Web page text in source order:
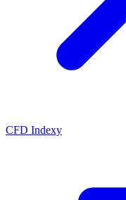
CFD Indexy